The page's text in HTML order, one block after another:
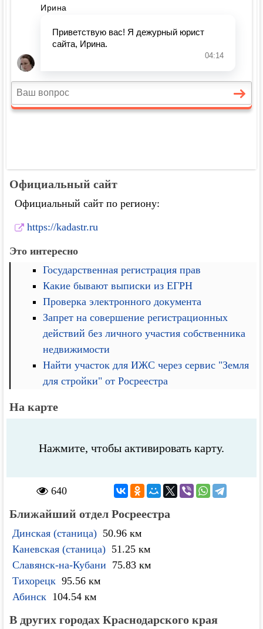
Официальный сайт
Официальный сайт по региону:
https://kadastr.ru
Это интересно
Государственная регистрация прав
Какие бывают выписки из ЕГРН
Проверка электронного документа
Запрет на совершение регистрационных
действий без личного участия собственника
недвижимости
Найти участок для ИЖС через сервис "Земля
для стройки" от Росреестра
На карте
Нажмите, чтобы активировать карту.
640
Ближайший отдел Росреестра
Динская (станица) 50.96 км
Каневская (станица) 51.25 км
Славянск-на-Кубани 75.83 км
Тихорецк 95.56 км
Абинск 104.54 км
В других городах Краснодарского края